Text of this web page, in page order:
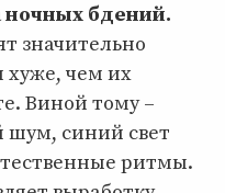
бдений.
значительно
хуже, чем их
Виной тому –
шум, синий свет
ритмы.